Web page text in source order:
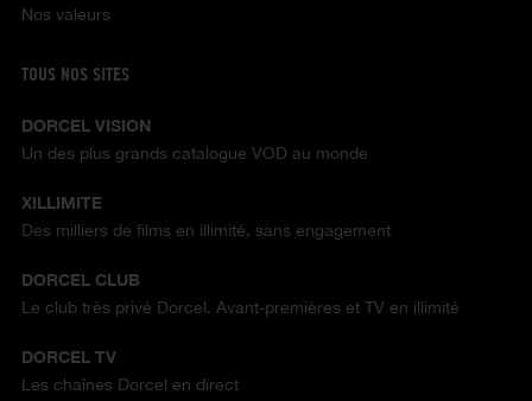
Nos valeurs
TOUS NOS SITES
DORCEL VISION
Un des plus grands catalogue VOD au monde
XILLIMITE
Des milliers de films en illimité, sans engagement
DORCEL CLUB
Le club très privé Dorcel. Avant-premières et TV en illimité
DORCEL TV
Les chaînes Dorcel en direct